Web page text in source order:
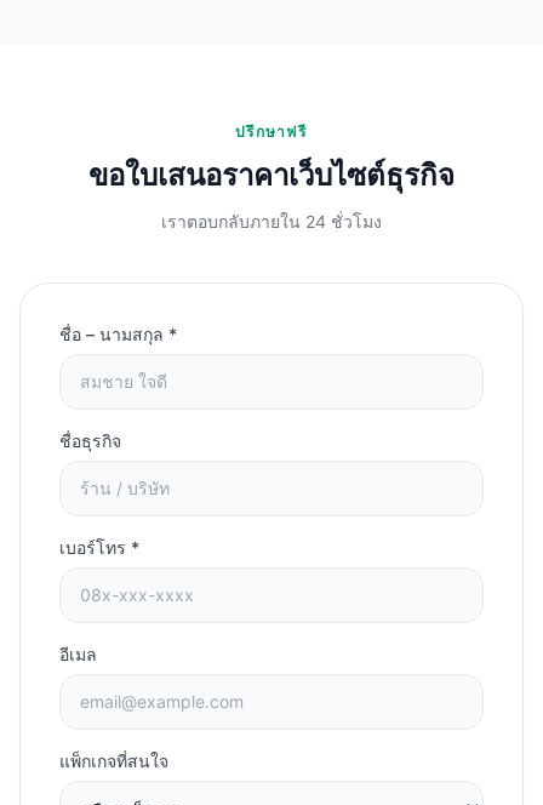
ปรึกษาฟรี
ขอใบเสนอราคาเว็บไซต์ธุรกิจ
เราตอบกลับภายใน 24 ชั่วโมง
ชื่อ – นามสกุล *
ชื่อธุรกิจ
เบอร์โทร *
อีเมล
แพ็กเกจที่สนใจ